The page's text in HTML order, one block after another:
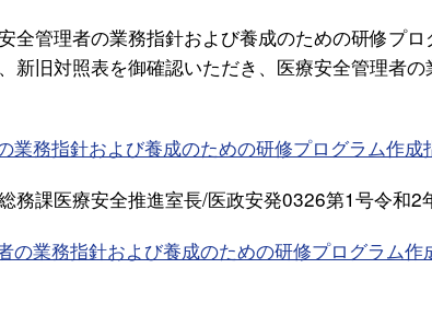
全管理者の業務指針および養成のための研修プロ
新旧対照表を御確認いただき、医療安全管理者
業務指針および養成のための研修プログラム作成
務課医療安全推進室長/医政安発0326第1号令和2
の業務指針および養成のための研修プログラム